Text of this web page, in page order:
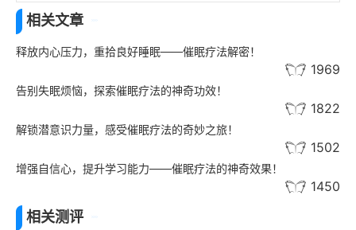
相关文章
释放内心压力，重拾良好睡眠——催眠疗法解密！
1969
告别失眠烦恼，探索催眠疗法的神奇功效！
1822
解锁潜意识力量，感受催眠疗法的奇妙之旅！
1502
增强自信心，提升学习能力——催眠疗法的神奇效果！
1450
相关测评